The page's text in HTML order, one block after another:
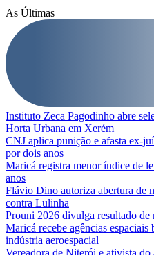
As Últimas
Instituto Zeca Pagodinho abre
Horta Urbana em Xerém
CNJ aplica punição e afasta ex-
por dois anos
Maricá registra menor índice de
anos
Flávio Dino autoriza abertura de
contra Lulinha
Prouni 2026 divulga resultado de
Maricá recebe agências
indústria aeroespacial